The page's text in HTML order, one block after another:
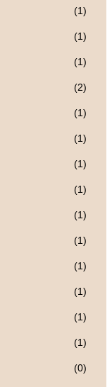
(1)
(1)
(1)
(2)
(1)
(1)
(1)
(1)
(1)
(1)
(1)
(1)
(1)
(1)
(0)